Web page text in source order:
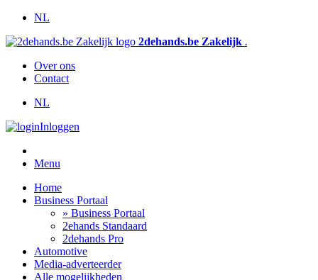
NL
2dehands.be Zakelijk .
Over ons
Contact
NL
Inloggen
Menu
Home
Business Portaal
» Business Portaal
2ehands Standaard
2dehands Pro
Automotive
Media-adverteerder
Alle mogelijkheden